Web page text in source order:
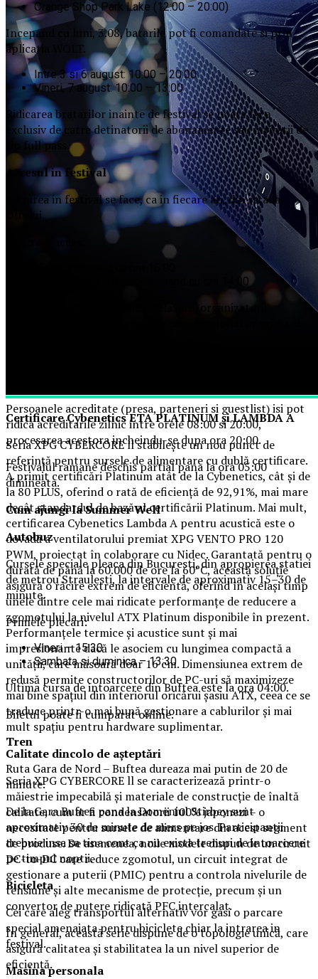
Certificare Cybenetics ETA PLATINUM și LAMBDA A
Seria XPG CYBERCORE ll stabilește un nou punct de
referință pentru sursele de alimentare cu dublă certificare.
A primit certificări Platinum atât de la Cybenetics, cât și de
la 80 PLUS, oferind o rată de eficiență de 92,91%, mai mare
decât standardul de bază al certificării Platinum. Mai mult,
certificarea Cybenetics Lambda A pentru acustică este o
dovadă a ventilatorului premiat XPG VENTO PRO 120
PWM, proiectat în colaborare cu Nidec. Garantată pentru o
durată de până la 60.000 de ore la 60°C, această soluție
asigură o răcire extrem de eficientă, oferind în același timp
unele dintre cele mai ridicate performanțe de reducere a
zgomotului la nivelul ATX Platinum disponibile în prezent.
Performanțele termice și acustice sunt și mai
impresionante dacă le asociem cu lungimea compactă a
unității, care măsoară doar 16 cm. Dimensiunea extrem de
redusă permite constructorilor de PC-uri să maximizeze
mai bine spațiul din interiorul oricărui șasiu ATX, ceea ce se
traduce printr-o mai bună gestionare a cablurilor și mai
mult spațiu pentru hardware suplimentar.
Calitate dincolo de așteptări
Seria XPG CYBERCORE ll se caracterizează printr-o
măiestrie impecabilă și materiale de construcție de înaltă
calitate, cum ar fi condensatorii 100% japonezi – o
necesitate pentru sursele de alimentare din acest segment
de produse. De asemenea, noile modele dispun de un circuit
DC-to-DC care reduce zgomotul, un circuit integrat de
gestionare a puterii (PMIC) pentru a controla nivelurile de
tensiune și alte mecanisme de protecție, precum și un
convertor de putere ridicată PFC intercalat.
În general, această serie dispune de o topologie unică, care
asigură calitatea și stabilitatea la un nivel superior de
eficiență.
Orange Shop Park Lake (12:00 – 20:00)
Incepand cu luni, 3.08, batarile pot fi comandate si prin
aplicatia WOLT.
Intre 3 si 6 august: 10:00 – 20:00
Vineri, 7 august: 10:00 – 13:00
Ridicarea bratarilor inainte de festival se poate face
exclusiv de catre detinatorii de abonamente sau invitatii de
tip full pass.
Accesul in festival
Intrarea in festival se face, ca in fiecare an, din strada
Oltului.
Sambata si duminica: incepand cu ora 14:00
Pentru o experienta cat mai relaxata, organizatorii
Persoanele acreditate (presa, parteneri si guestlist) isi pot
ridica acreditarile zilnic intre orele 08:00 si 20:00,
procesarea acestora incheindu-se dupa ora 20:00.
Festivalul ramane deschis partial pana la ora 05:00
dimineata.
Cum ajungi la Summer Well
Autobuz
Cursele speciale pleaca din Bucuresti, din apropierea statiei
de metrou Straulesti, la intervale de aproximativ 15–30 de
minute.
Primele plecari:
Vineri – 15:30
Sambata si duminica – 13:30
Ultima cursa de intoarcere din Buftea este la ora 04:00.
Biletul poate fi cumparat online.
Tren
Ruta Gara de Nord – Buftea dureaza mai putin de 20 de
minute.
De la Gara Buftea pana la Domeniul Stirbey sunt
aproximativ 30 de minute de mers pe jos. Participantii
trebuie insa sa tina cont ca nu exista trenuri de intoarcere
pe timpul noptii.
Bicicleta
Cei care aleg transportul alternativ vor gasi o parcare
special amenajata pentru biciclete chiar la intrarea in
festival.
Masinapersonala